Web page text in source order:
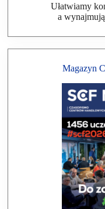
Ułatwiamy
a
Magazyn